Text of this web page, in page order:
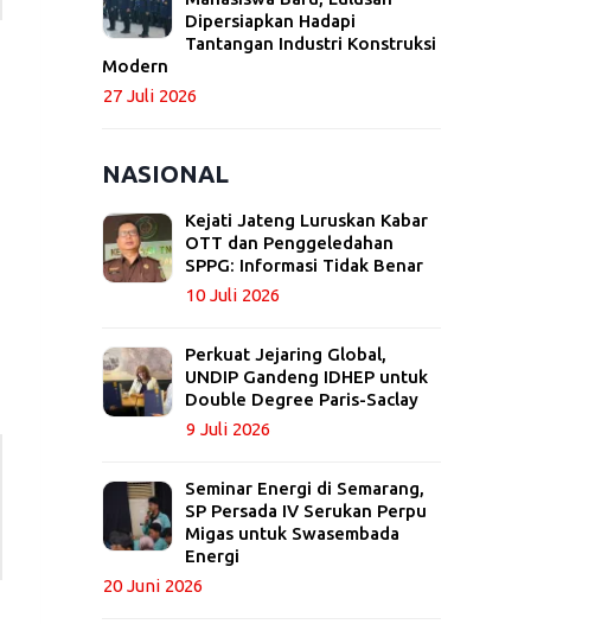
Dipersiapkan Hadapi
Tantangan Industri Konstruksi
Modern
27 Juli 2026
NASIONAL
Kejati Jateng Luruskan Kabar
OTT dan Penggeledahan
SPPG: Informasi Tidak Benar
10 Juli 2026
Perkuat Jejaring Global,
UNDIP Gandeng IDHEP untuk
Double Degree Paris-Saclay
9 Juli 2026
Seminar Energi di Semarang,
SP Persada IV Serukan Perpu
Migas untuk Swasembada
Energi
20 Juni 2026